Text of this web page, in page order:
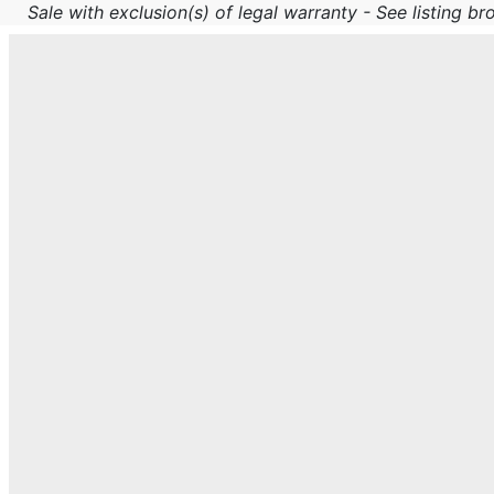
Sale with exclusion(s) of legal warranty - See listing